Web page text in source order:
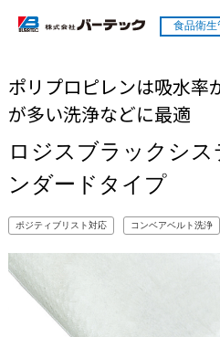
食品衛生
ポリプロピレンは吸水率
が多い洗浄などに最適
ロジスブラックシ
ンダードタイプ
ポジティブリスト対応 コンベアベルト洗浄